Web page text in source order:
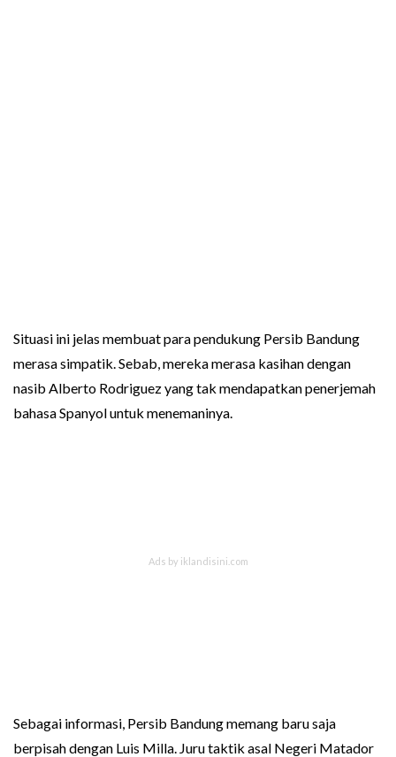
Situasi ini jelas membuat para pendukung Persib Bandung
merasa simpatik. Sebab, mereka merasa kasihan dengan
nasib Alberto Rodriguez yang tak mendapatkan penerjemah
bahasa Spanyol untuk menemaninya.
Sebagai informasi, Persib Bandung memang baru saja
berpisah dengan Luis Milla. Juru taktik asal Negeri Matador